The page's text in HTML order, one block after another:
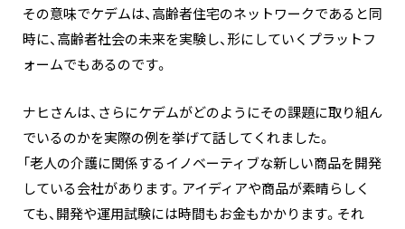
その意味でケデムは、高齢者住宅のネットワークであると同
時に、高齢者社会の未来を実験し、形にしていくプラットフ
ォームでもあるのです。
ナヒさんは、さらにケデムがどのようにその課題に取り組ん
でいるのかを実際の例を挙げて話してくれました。
「老人の介護に関係するイノベーティブな新しい商品を開発
している会社があります。アイディアや商品が素晴らしく
ても、開発や運用試験には時間もお金もかかります。それ